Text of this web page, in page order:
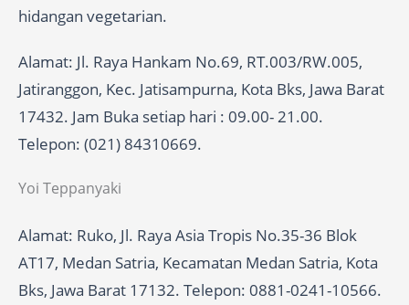
hidangan vegetarian.
Alamat: Jl. Raya Hankam No.69, RT.003/RW.005,
Jatiranggon, Kec. Jatisampurna, Kota Bks, Jawa Barat
17432. Jam Buka setiap hari : 09.00- 21.00.
Telepon: (021) 84310669.
Yoi Teppanyaki
Alamat: Ruko, Jl. Raya Asia Tropis No.35-36 Blok
AT17, Medan Satria, Kecamatan Medan Satria, Kota
Bks, Jawa Barat 17132. Telepon: 0881-0241-10566.